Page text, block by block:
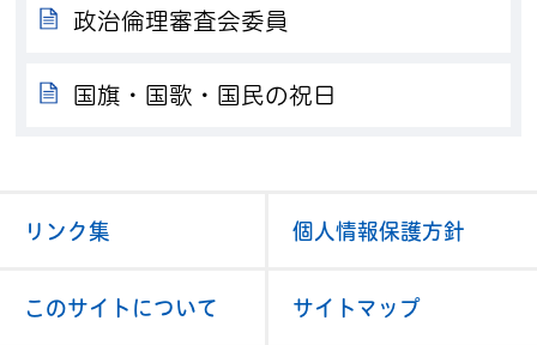
政治倫理審査会委員
国旗・国歌・国民の祝日
リンク集 個人情報保護方針
このサイトについて サイトマップ